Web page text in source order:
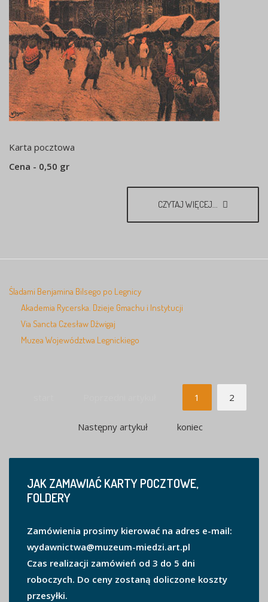
Karta pocztowa
Cena - 0,50 gr
CZYTAJ WIĘCEJ...
Śladami Benjamina Bilsego po Legnicy
Akademia Rycerska. Dzieje Gmachu i Instytucji
Via Sancta Czesław Dźwigaj
Muzea Województwa Legnickiego
1 2
Następny artykuł koniec
JAKZAMAWIAĆ KARTY POCZTOWE,
FOLDERY
Zamówienia prosimy kierować na adres e-mail:
wydawnictwa@muzeum-miedzi.art.pl
Czas realizacji zamówień od 3 do 5 dni
roboczych. Do ceny zostaną doliczone koszty
przesyłki.